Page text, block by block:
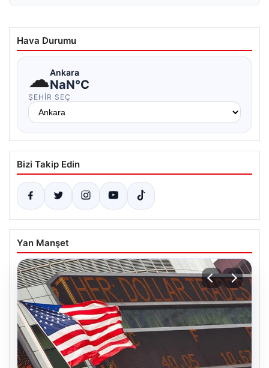
Hava Durumu
☁Ankara
NaN°C
ŞEHIR SEÇ
Bizi Takip Edin
Yan Manşet